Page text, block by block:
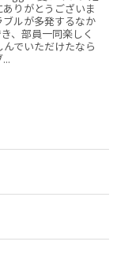
りがとうございま
ルが多発するなか
、部員一同楽しく
でいただけたなら